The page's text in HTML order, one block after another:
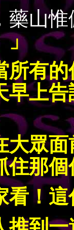
惟
」
的
早上
面
住那個
這